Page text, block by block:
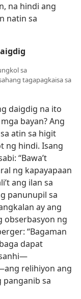
na hindi ang
natin sa
sa
tagapagkaisa sa
daigdig na ito
bayan? Ang
atin sa higit
ng hindi. Isang
“Bawa’t
ng kapayapaan
ang ilan sa
panunupil sa
ay ang
obserbasyon ng
“Bagaman
dapat
relihiyon ang
sa